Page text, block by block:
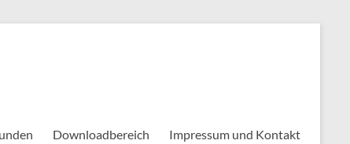
Downloadbereich Impressum und Kontakt